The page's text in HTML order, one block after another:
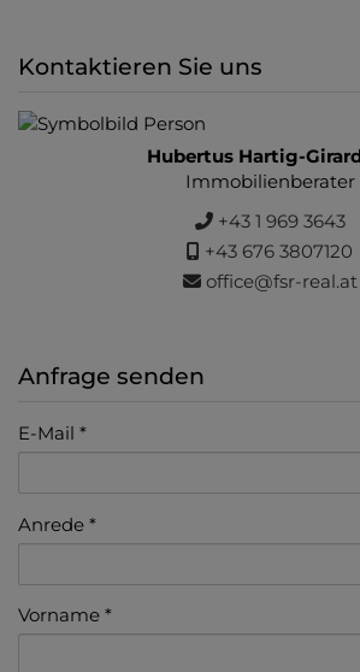
Kontaktieren Sie uns
Hubertus Hartig-
Immobilienberater
+43 1 969 3643
+43 676 3807120
office@fsr-real.at
Anfrage senden
E-Mail
Anrede
Vorname